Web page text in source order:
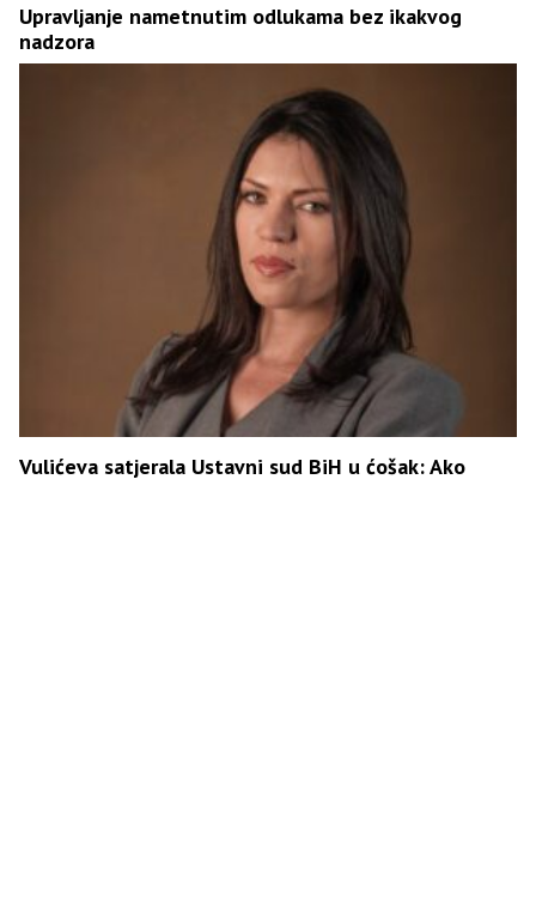
Upravljanje nametnutim odlukama bez ikakvog
nadzora
Vulićeva satjerala Ustavni sud BiH u ćošak: Ako